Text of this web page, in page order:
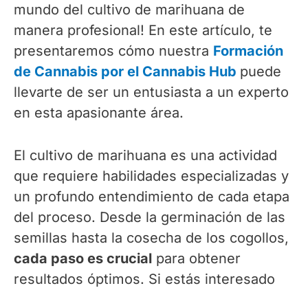
mundo del cultivo de marihuana de
manera profesional! En este artículo, te
presentaremos cómo nuestra Formación
de Cannabis por el Cannabis Hub puede
llevarte de ser un entusiasta a un experto
en esta apasionante área.
El cultivo de marihuana es una actividad
que requiere habilidades especializadas y
un profundo entendimiento de cada etapa
del proceso. Desde la germinación de las
semillas hasta la cosecha de los cogollos,
cada paso es crucial para obtener
resultados óptimos. Si estás interesado